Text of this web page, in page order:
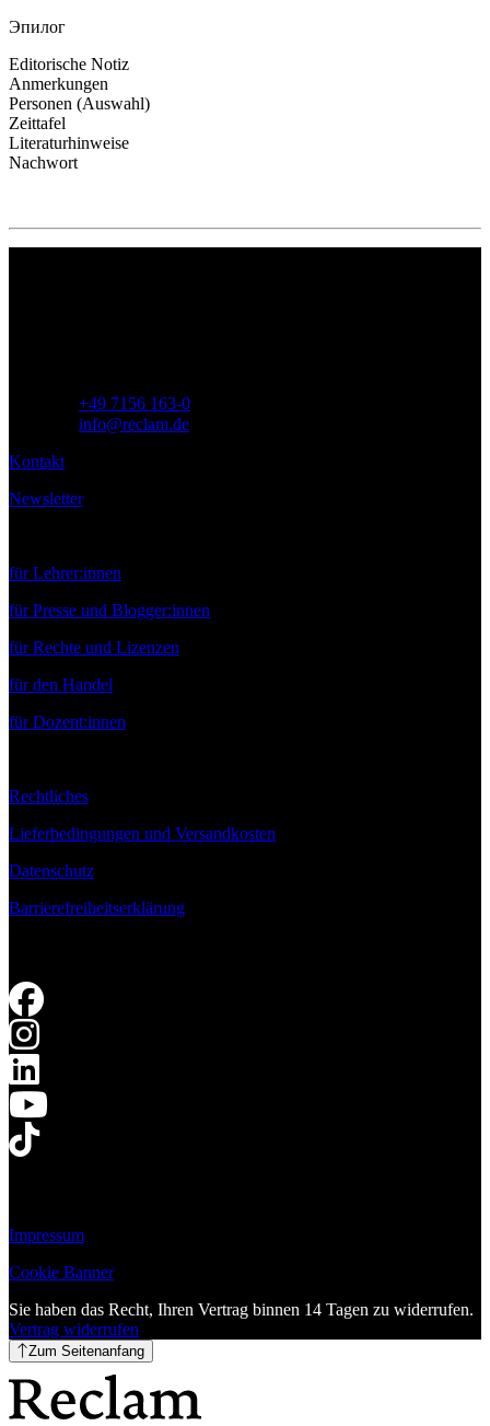
Эпилог
Editorische Notiz
Anmerkungen
Personen (Auswahl)
Zeittafel
Literaturhinweise
Nachwort
+49 7156 163-0
info@reclam.de
Kontakt
Newsletter
für Lehrer:innen
für Presse und Blogger:innen
für Rechte und Lizenzen
für den Handel
für Dozent:innen
Rechtliches
Lieferbedingungen und Versandkosten
Datenschutz
Barrierefreiheitserklärung
Impressum
Cookie Banner
Sie haben das Recht, Ihren Vertrag binnen 14 Tagen zu widerrufen.
Vertrag widerrufen
Zum Seitenanfang